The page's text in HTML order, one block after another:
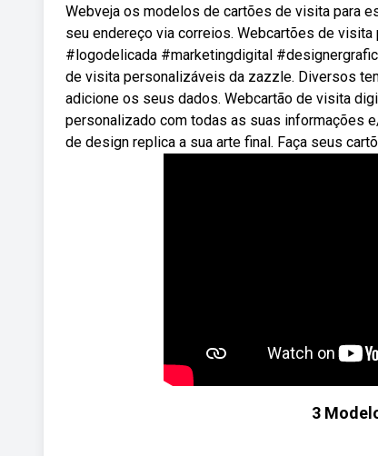
Webveja os modelos de cartões de visita para
seu endereço via correios. Webcartões de
#logodelicada #marketingdigital
de visita personalizáveis da zazzle. Diversos
adicione os seus dados. Webcartão de visita
personalizado com todas as suas informações
de design replica a sua arte final. Faça seus
3